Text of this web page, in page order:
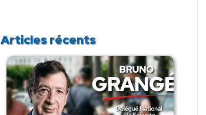
Articles récents